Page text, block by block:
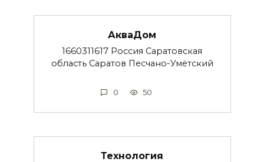
АкваДом
1660311617 Россия Саратовская
область Саратов Песчано-Умётский
0 50
Технология